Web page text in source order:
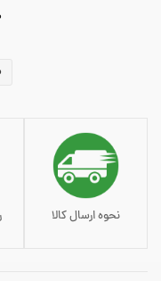
نحوه ارسال کالا